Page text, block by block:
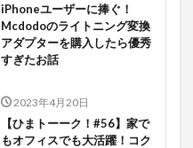
iPhoneユーザーに捧ぐ！
Mcdodoのライトニング変換
アダプターを購入したら優秀
すぎたお話
2023年4月20日
【ひまトーーク！#56】家で
もオフィスでも大活躍！コク